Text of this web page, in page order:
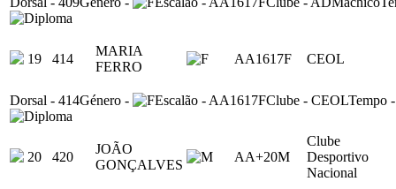
19 414
MARIA
FERRO
AA1617F CEOL
Dorsal - 414Género - Escalão - AA1617FClube - CEOLTempo
20 420
JOÃO
GONÇALVES
AA+20M
Clube
Desportivo
Nacional